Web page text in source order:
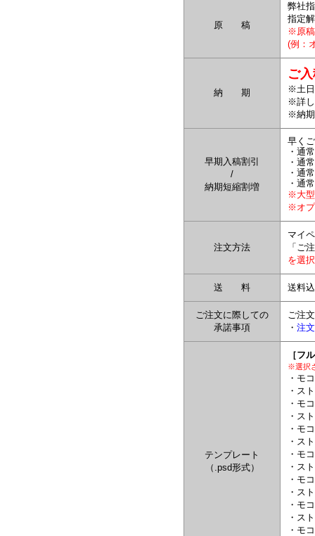
原 稿
弊社
指定
※原稿
(例：
納 期
ご
※土日
※詳
※納期
早期入稿割引
/
納期短縮割増
早く
・通
・通
・通
・通
※大型
※オプ
注文方法
マイ
「ご
を選択
送 料 送料
ご注文に際しての
承諾事項
ご注
・ 注
テンプレート
（.psd形式）
［フ
※選択
・モ
・ス
・モ
・ス
・モ
・ス
・モ
・ス
・モ
・ス
・モ
・ス
・モ